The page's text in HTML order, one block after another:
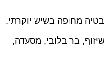
שיזוף, בר בלובי, מסעדה,